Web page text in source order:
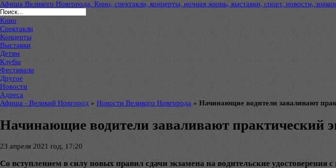
Афиша Великого Новгорода. Кино, спектакли, концерты, ночная жизнь, выставки, спорт, новости,
Кино
Спектакли
Концерты
Выставки
Детям
Клубы
Фестивали
Другое
Новости
Адреса
Афиша - Великий Новгород » Новости Великого Новгорода » Начинающие водители заваливают
Начинающие водители заваливают практический
23 апреля 2021 год, 17:20
Со вступлением в силу новых правил сдачи экзамена на водительские